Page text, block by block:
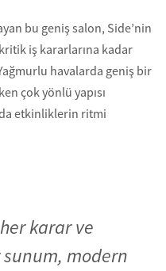
bu geniş salon, Side’nin
iş kararlarına kadar
havalarda geniş bir
çok yönlü yapısı
etkinliklerin ritmi
karar ve
modern